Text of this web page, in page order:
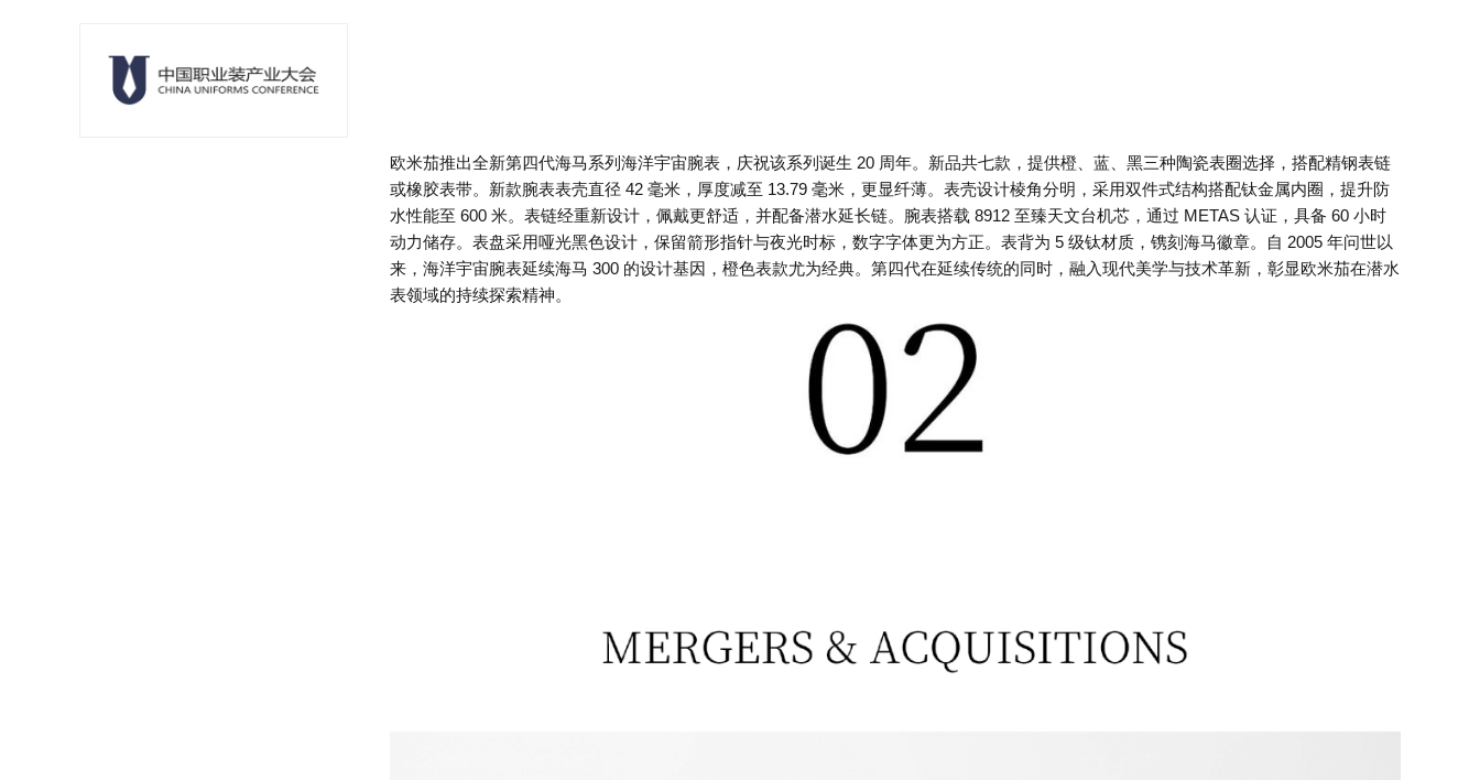
欧米茄推出全新第四代海马系列海洋宇宙腕表，庆祝该系列诞生 20 周年。新品共七款，提供橙、蓝、黑三种陶瓷表圈选择，搭配精钢表链
或橡胶表带。新款腕表表壳直径 42 毫米，厚度减至 13.79 毫米，更显纤薄。表壳设计棱角分明，采用双件式结构搭配钛金属内圈，提升防
水性能至 600 米。表链经重新设计，佩戴更舒适，并配备潜水延长链。腕表搭载 8912 至臻天文台机芯，通过 METAS 认证，具备 60 小时
动力储存。表盘采用哑光黑色设计，保留箭形指针与夜光时标，数字字体更为方正。表背为 5 级钛材质，镌刻海马徽章。自 2005 年问世以
来，海洋宇宙腕表延续海马 300 的设计基因，橙色表款尤为经典。第四代在延续传统的同时，融入现代美学与技术革新，彰显欧米茄在潜水
表领域的持续探索精神。